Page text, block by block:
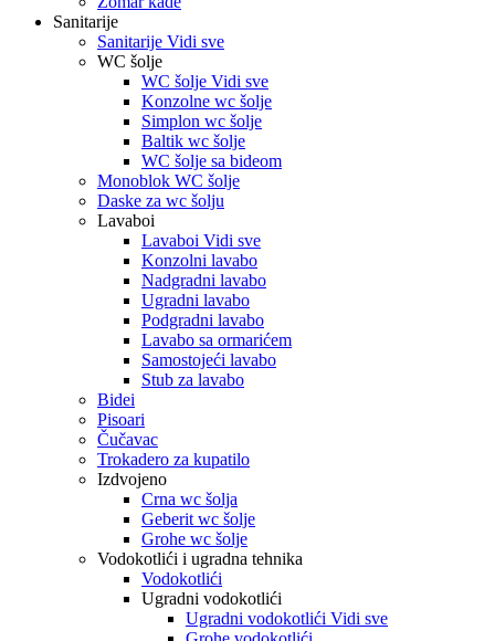
Sanitarije
Sanitarije Vidi sve
WC šolje
WC šolje Vidi sve
Konzolne wc šolje
Simplon wc šolje
Baltik wc šolje
WC šolje sa bideom
Monoblok WC šolje
Daske za wc šolju
Lavaboi
Lavaboi Vidi sve
Konzolni lavabo
Nadgradni lavabo
Ugradni lavabo
Podgradni lavabo
Lavabo sa ormarićem
Samostojeći lavabo
Stub za lavabo
Bidei
Pisoari
Čučavac
Trokadero za kupatilo
Izdvojeno
Crna wc šolja
Geberit wc šolje
Grohe wc šolje
Vodokotlići i ugradna tehnika
Vodokotlići
Ugradni vodokotlići
Ugradni vodokotlići Vidi sve